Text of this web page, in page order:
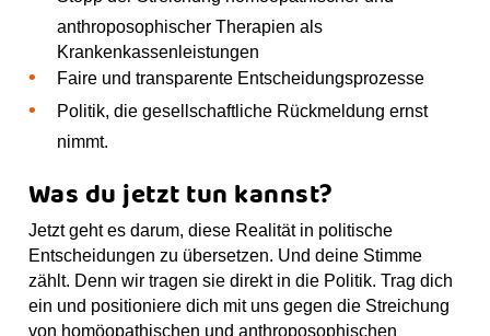
anthroposophischer Therapien als
Krankenkassenleistungen
Faire und transparente Entscheidungsprozesse
Politik, die gesellschaftliche Rückmeldung ernst
nimmt.
Was du jetzt tun kannst?
Jetzt geht es darum, diese Realität in politische
Entscheidungen zu übersetzen. Und deine Stimme
zählt. Denn wir tragen sie direkt in die Politik. Trag dich
ein und positioniere dich mit uns gegen die Streichung
von homöopathischen und anthroposophischen